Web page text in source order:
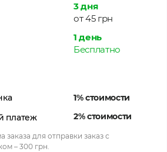
3 дня
от 45 грн
1 день
Бесплатно
1% стоимости
платеж
2% стоимости
для отправки заказ с
– 300 грн.